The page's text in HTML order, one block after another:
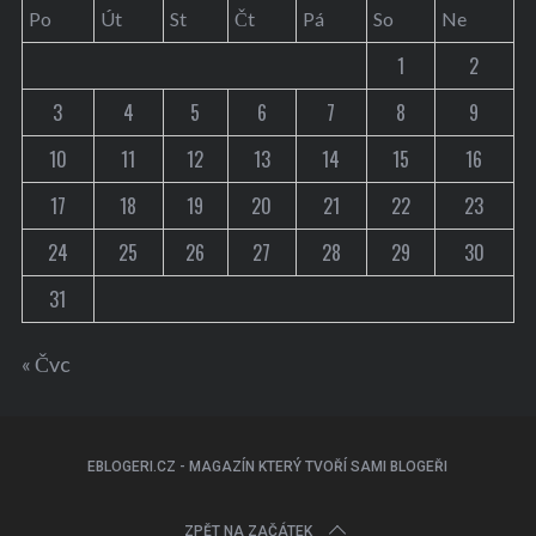
Po Út St Čt Pá So Ne
1
2
3
4 5 6 7 8
9
10
11 12 13 14 15
16
17
18 19 20 21 22
23
24
25 26 27 28 29
30
31
« Čvc
EBLOGERI.CZ - MAGAZÍN KTERÝ TVOŘÍ SAMI BLOGEŘI
ZPĚT NA ZAČÁTEK